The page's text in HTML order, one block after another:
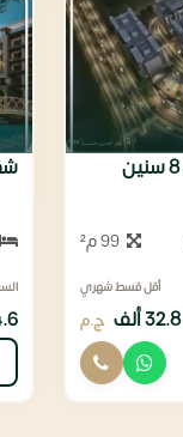
99 م²
أقل قسط شهري
32.8 ألف ج.م
شقة
4.6